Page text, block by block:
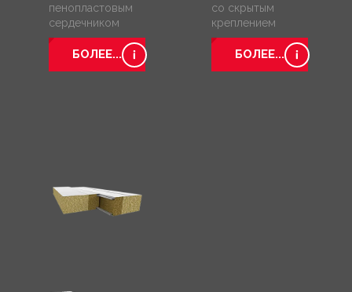
пенопластовым
сердечником
БОЛЕЕ...
со скрытым
креплением
БОЛЕЕ...